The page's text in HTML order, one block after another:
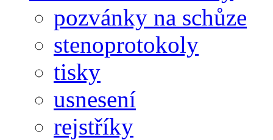
pozvánky na schůze
stenoprotokoly
tisky
usnesení
rejstříky